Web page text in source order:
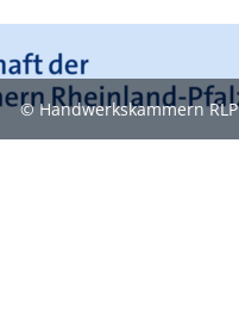
© Handwerkskammern RLP